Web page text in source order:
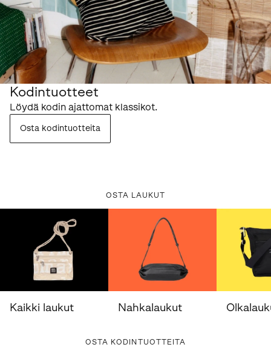
Kodintuotteet
Löydä kodin ajattomat klassikot.
Osta kodintuotteita
OSTA LAUKUT
Kaikki laukut Nahkalaukut
OSTA KODINTUOTTEITA